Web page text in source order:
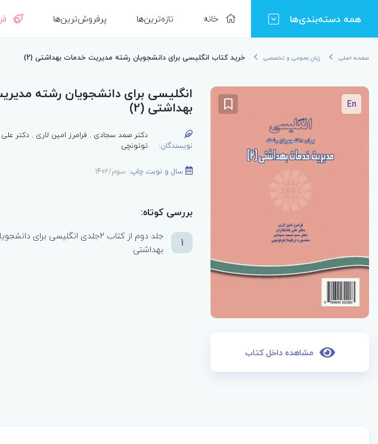
همه دسته‌بندی‌ها خانه تازه‌ترین‌ها پرفروش‌ترین‌ها
صفحه اصلی زبان عمومی و تخصصی خرید کتاب انگلیسی برای دانشجویان رشته مدیریت خدمات بهداشتی (2)
En
مشاهده داخل کتاب
انگلیسی برای دانشجویان رشته
بهداشتی (2)
نویسندگان:
دکتر صمد سجادی ,فرامرز امین لاری ,دکتر
توتونچی
سال و نوبت چاپ: سوم/1402
بررسی کوتاه:
1
جلد دوم از کتاب 2جلدی انگلیسی
بهداشتی